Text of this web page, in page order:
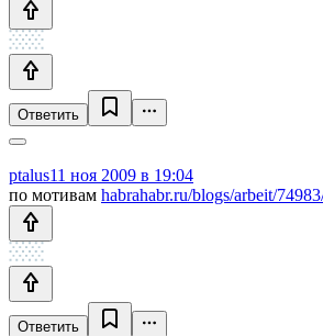
Ответить
ptalus11 ноя 2009 в 19:04
по мотивам habrahabr.ru/blogs/arbeit/
Ответить